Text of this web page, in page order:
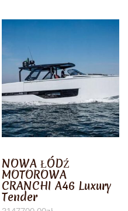
NOWA ŁÓDŹ
MOTOROWA
CRANCHI A46 Luxury
Tender